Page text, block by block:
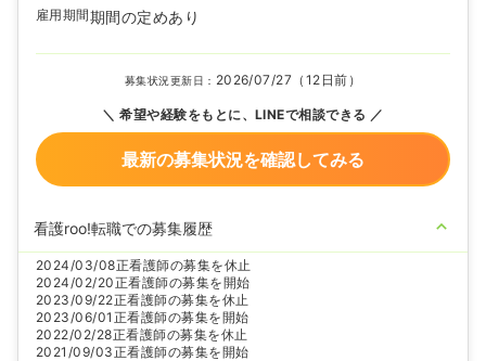
雇用期間期間の定めあり
募集状況更新日： 2026/07/27（12日前）
希望や経験をもとに、LINEで相談できる
最新の募集状況を確認してみる
看護roo!転職での募集履歴
2024/03/08正看護師の募集を休止
2024/02/20正看護師の募集を開始
2023/09/22正看護師の募集を休止
2023/06/01 正看護師の募集を開始
2022/02/28正看護師の募集を休止
2021/09/03正看護師の募集を開始